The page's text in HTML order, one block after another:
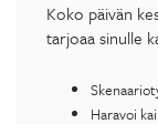
Koko päivän
tarjoaa sinulle
Haravoi